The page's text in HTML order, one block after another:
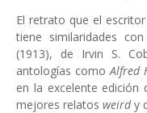
El retrato que el
tiene similaridades
(1913), de Irvin S.
antologías comoAlfred
en la excelente edición
mejores relatos weirdy